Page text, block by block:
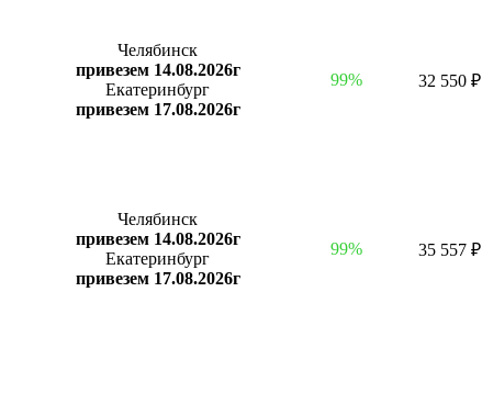
Челябинск
привезем 14.08.2026г
Екатеринбург
привезем 17.08.2026г
99% 32 550 ₽
Челябинск
привезем 14.08.2026г
Екатеринбург
привезем 17.08.2026г
99% 35 557 ₽